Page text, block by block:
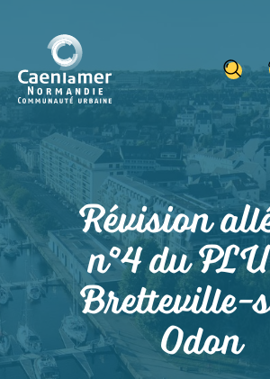
contenu
principal
Révision
n°4 du
Odon